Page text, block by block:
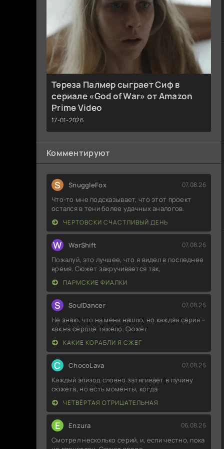
Тереза Палмер сыграет Сиф в
сериале «God of War» от Amazon
Prime Video
17-01-2026
Комментируют
S SnuggleFox 07.08.26
Что-то мне подсказывает, что этот проект
остался в тени более удачных аналогов.
ЧЕРТОВСКИ СЧАСТЛИВЫЙ ДЕНЬ
W WarShift 07.08.26
Пожалуй, это лучшее, что я видел в последнее
время. Сюжет закручивается так,
ПАРМСКИЕ ФИАЛКИ
S SoulDancer 07.08.26
Не знаю, что на меня нашло, но каждая серия –
как на сердце тяжело. Сюжет
КАКИЕ КОРАБЛИ Я СЖЕГ
C ChocoLava 07.08.26
Каждый эпизод словно затягивает в пучину
сюжета, но есть моменты, когда
ЧЕТВЁРТАЯ ОТРИЦАТЕЛЬНАЯ
E Enzura 06.08.26
Смотрел несколько серий, и, если честно, пока